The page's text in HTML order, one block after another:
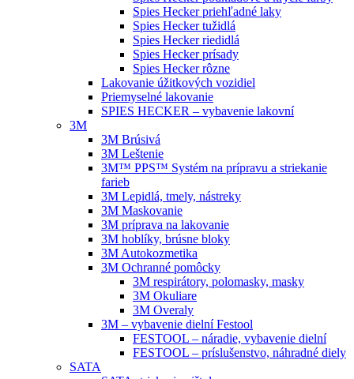
Spies Hecker priehľadné laky
Spies Hecker tužidlá
Spies Hecker riedidlá
Spies Hecker prísady
Spies Hecker rôzne
Lakovanie úžitkových vozidiel
Priemyselné lakovanie
SPIES HECKER – vybavenie lakovní
3M
3M Brúsivá
3M Leštenie
3M™ PPS™ Systém na prípravu a striekanie
farieb
3M Lepidlá, tmely, nástreky
3M Maskovanie
3M príprava na lakovanie
3M hoblíky, brúsne bloky
3M Autokozmetika
3M Ochranné pomôcky
3M respirátory, polomasky, masky
3M Okuliare
3M Overaly
3M – vybavenie dielní Festool
FESTOOL – náradie, vybavenie dielní
FESTOOL – príslušenstvo, náhradné diely
SATA